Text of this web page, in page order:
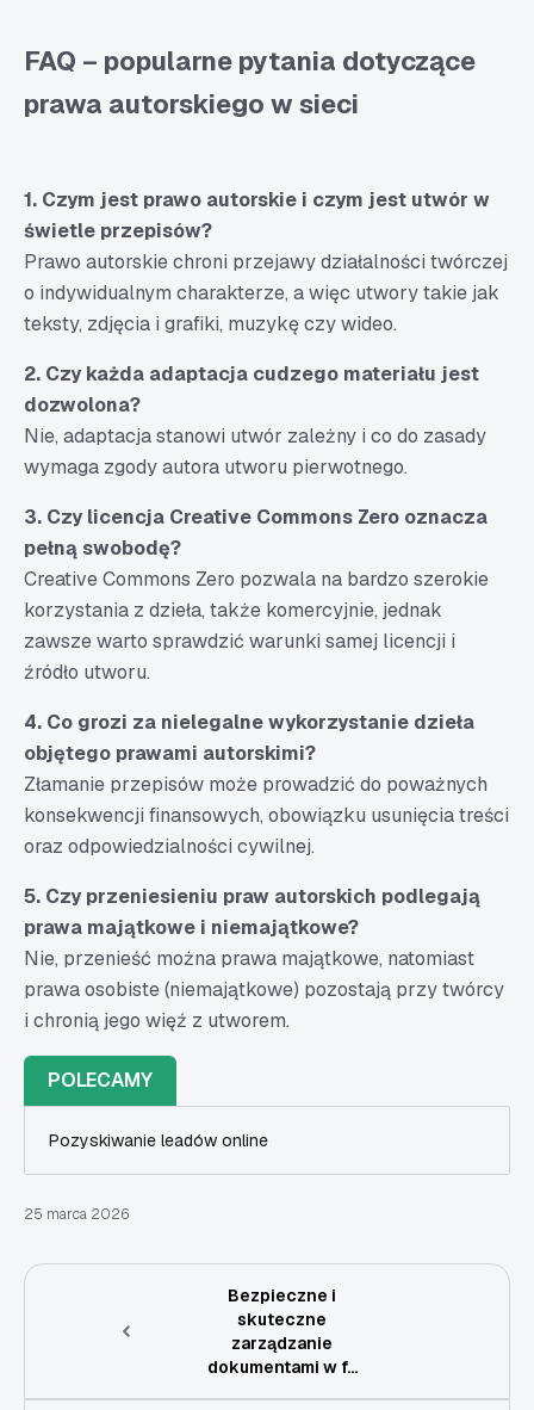
FAQ – popularne pytania dotyczące
prawa autorskiego w sieci
1. Czym jest prawo autorskie i czym jest utwór w
świetle przepisów?
Prawo autorskie chroni przejawy działalności twórczej
o indywidualnym charakterze, a więc utwory takie jak
teksty, zdjęcia i grafiki, muzykę czy wideo.
2. Czy każda adaptacja cudzego materiału jest
dozwolona?
Nie, adaptacja stanowi utwór zależny i co do zasady
wymaga zgody autora utworu pierwotnego.
3. Czy licencja Creative Commons Zero oznacza
pełną swobodę?
Creative Commons Zero pozwala na bardzo szerokie
korzystania z dzieła, także komercyjnie, jednak
zawsze warto sprawdzić warunki samej licencji i
źródło utworu.
4. Co grozi za nielegalne wykorzystanie dzieła
objętego prawami autorskimi?
Złamanie przepisów może prowadzić do poważnych
konsekwencji finansowych, obowiązku usunięcia treści
oraz odpowiedzialności cywilnej.
5. Czy przeniesieniu praw autorskich podlegają
prawa majątkowe i niemajątkowe?
Nie, przenieść można prawa majątkowe, natomiast
prawa osobiste (niemajątkowe) pozostają przy twórcy
i chronią jego więź z utworem.
POLECAMY
Pozyskiwanie leadów online
25 marca 2026
Bezpieczne i
skuteczne
zarządzanie
dokumentami w f...